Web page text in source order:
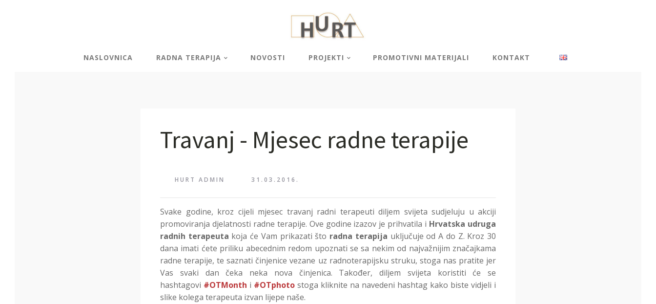
NASLOVNICA RADNA TERAPIJA NOVOSTI PROJEKTI PROMOTIVNI MATERIJALI KONTAKT
Travanj - Mjesec radne terapije
HURT ADMIN 31.03.2016.
Svake godine, kroz cijeli mjesec travanj radni terapeuti diljem svijeta sudjeluju u akciji
promoviranja djelatnosti radne terapije. Ove godine izazov je prihvatila i Hrvatska udruga
radnih terapeuta koja će Vam prikazati što radna terapija uključuje od A do Z. Kroz 30
dana imati ćete priliku abecednim redom upoznati se sa nekim od najvažnijim značajkama
radne terapije, te saznati činjenice vezane uz radnoterapijsku struku, stoga nas pratite jer
Vas svaki dan čeka neka nova činjenica. Također, diljem svijeta koristiti će se
hashtagovi #OTMonth i #OTphoto stoga kliknite na navedeni hashtag kako biste vidjeli i
slike kolega terapeuta izvan lijepe naše.